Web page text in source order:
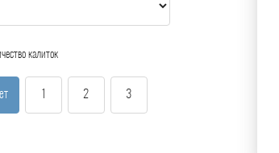
калиток
2 3